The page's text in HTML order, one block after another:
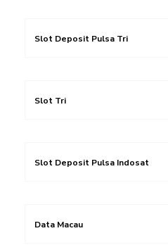
Slot Deposit Pulsa Tri
Slot Tri
Slot Deposit Pulsa Indosat
Data Macau